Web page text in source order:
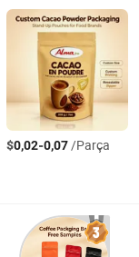
$0,02-0,07/Parça